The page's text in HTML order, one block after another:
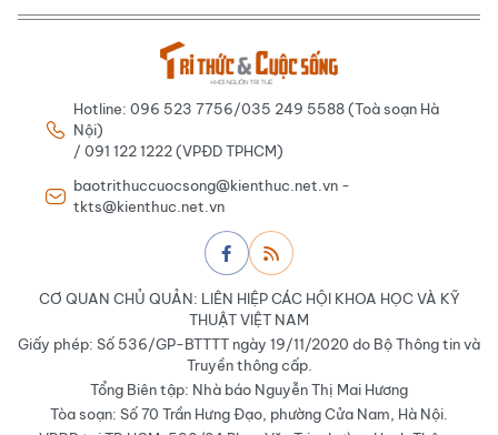
Hotline: 096 523 7756/035 249 5588 (Toà soạn Hà
Nội)
/ 091 122 1222 (VPĐD TPHCM)
baotrithuccuocsong@kienthuc.net.vn -
tkts@kienthuc.net.vn
CƠ QUAN CHỦ QUẢN: LIÊN HIỆP CÁC HỘI KHOA HỌC VÀ KỸ
THUẬT VIỆT NAM
Giấy phép: Số 536/GP-BTTTT ngày 19/11/2020 do Bộ Thông tin và
Truyền thông cấp.
Tổng Biên tập: Nhà báo Nguyễn Thị Mai Hương
Tòa soạn: Số 70 Trần Hưng Đạo, phường Cửa Nam, Hà Nội.